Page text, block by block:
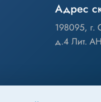
Адрес
198095, г.
д.4 Лит. АН